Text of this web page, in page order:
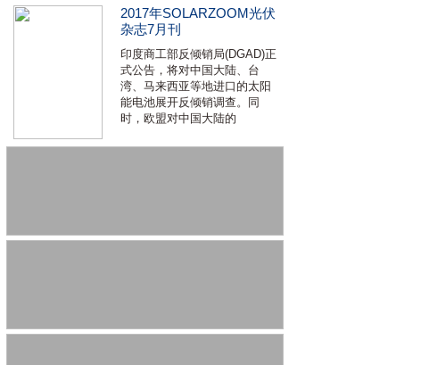
2017年SOLARZOOM光伏
杂志7月刊
印度商工部反倾销局(DGAD)正
式公告，将对中国大陆、台
湾、马来西亚等地进口的太阳
能电池展开反倾销调查。同
时，欧盟对中国大陆的